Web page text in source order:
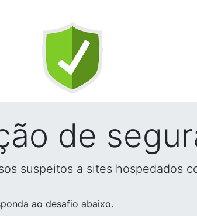
de
suspeitos a sites hospedados
ao desafio abaixo.